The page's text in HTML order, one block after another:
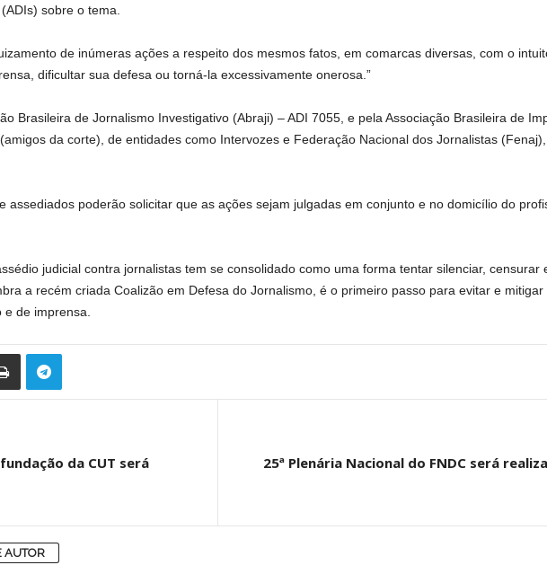
sobre o tema.
de inúmeras ações a respeito dos mesmos fatos, em comarcas diversas, com o
dificultar sua defesa ou torná-la excessivamente onerosa.”
Brasileira de Jornalismo Investigativo (Abraji) – ADI 7055, e pela Associação Brasileira de
da corte), de entidades como Intervozes e Federação Nacional dos Jornalistas (Fenaj),
assediados poderão solicitar que as ações sejam julgadas em conjunto e no domicílio do
judicial contra jornalistas tem se consolidado como uma forma tentar silenciar, censurar
a recém criada Coalizão em Defesa do Jornalismo, é o primeiro passo para evitar e
de imprensa.
da CUT será
25ª Plenária Nacional do FNDC será
AUTOR